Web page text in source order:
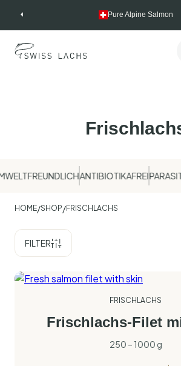
Pure Alpine Salmon
ANTIBIOTIKAFREI
HOME/SHOP/FRISCHLACHS
FILTER
FRISCHLACHS
Frischlachs-Filet
250 – 1000 g